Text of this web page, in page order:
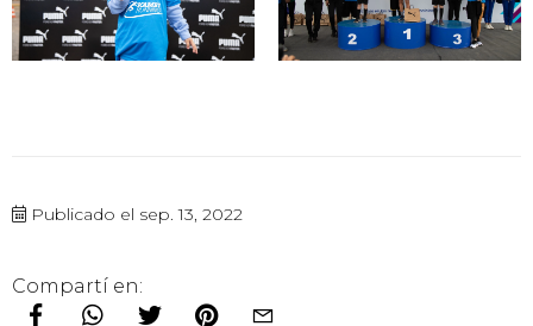
Publicado el sep. 13, 2022
Compartí en: